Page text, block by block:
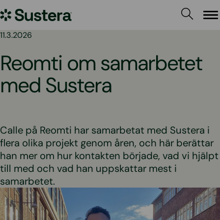
till
Sustera
Sweden
11.3.2026
Reomti om samarbetet
med Sustera
Calle på Reomti har samarbetat med Sustera i
flera olika projekt genom åren, och här berättar
han mer om hur kontakten började, vad vi hjälpt
till med och vad han uppskattar mest i
samarbetet.